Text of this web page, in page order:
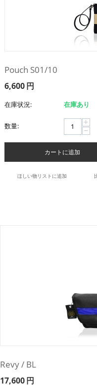
Pouch S01/10
6,600円
在庫状況: 在庫あり
数量: +
−
カートに追加
ほしい物リストに追加
Revy / BL
17,600円